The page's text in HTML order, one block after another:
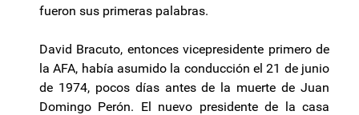
fueron sus primeras palabras.
David Bracuto, entonces vicepresidente primero de
la AFA, había asumido la conducción el 21 de junio
de 1974, pocos días antes de la muerte de Juan
Domingo Perón. El nuevo presidente de la casa